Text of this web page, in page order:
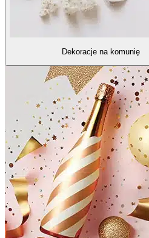
Dekoracje na komunię